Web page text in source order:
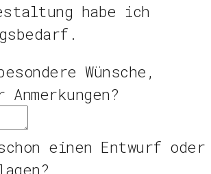
habe ich
Wünsche,
einen Entwurf oder